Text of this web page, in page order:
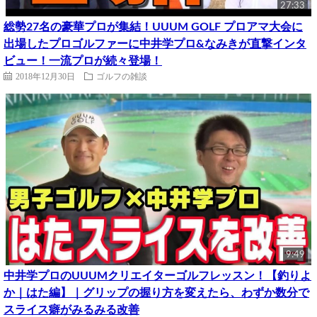
27:33
総勢27名の豪華プロが集結！UUUM GOLF プロアマ大会に
出場したプロゴルファーに中井学プロ&なみきが直撃インタ
ビュー！一流プロが続々登場！
2018年12月30日 ゴルフの雑談
9:49
中井学プロのUUUMクリエイターゴルフレッスン！【釣りよ
か｜はた編】｜グリップの握り方を変えたら、わずか数分で
スライス癖がみるみる改善